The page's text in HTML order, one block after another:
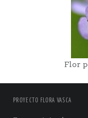
Flor
PROYECTO FLORA VASCA